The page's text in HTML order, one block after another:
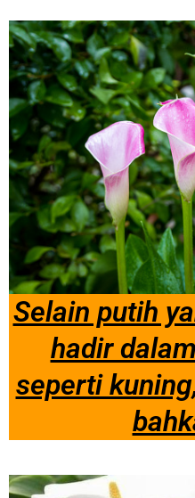
Selain putih
hadir
seperti